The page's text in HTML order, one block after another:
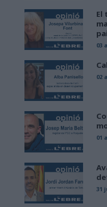
El
03
02
01
31